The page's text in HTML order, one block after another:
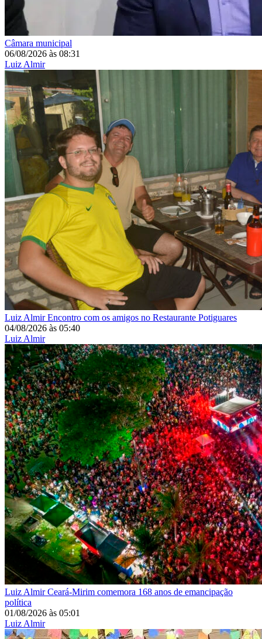
Câmara municipal
06/08/2026 às 08:31
Luiz Almir
Luiz AlmirEncontro com os amigos no Restaurante Potiguares
04/08/2026 às 05:40
Luiz Almir
Luiz AlmirCeará-Mirim comemora 168 anos de emancipação
política
01/08/2026 às 05:01
Luiz Almir